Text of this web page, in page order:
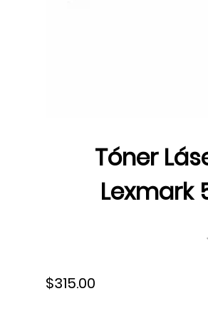
Tóner
Lexmark
MS810/
$315.00